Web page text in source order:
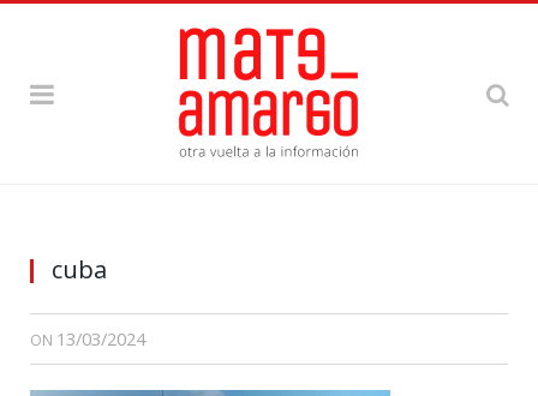
cuba
ON 13/03/2024